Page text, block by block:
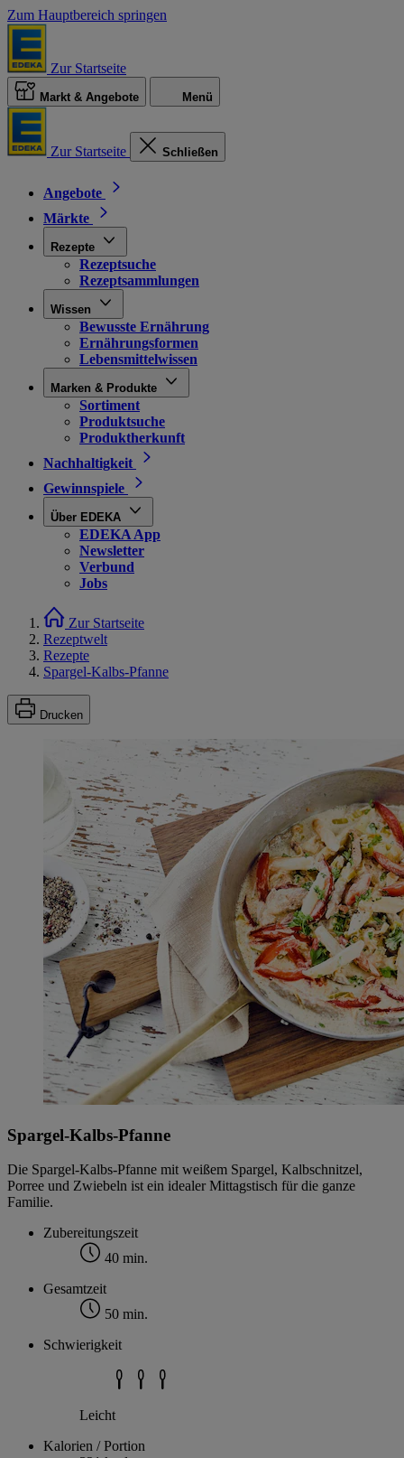
Zum Hauptbereich springen
Zur Startseite
Markt & Angebote Menü
Zur Startseite Schließen
Angebote
Märkte
Rezepte
Rezeptsuche
Rezeptsammlungen
Wissen
Bewusste Ernährung
Ernährungsformen
Lebensmittelwissen
Marken & Produkte
Sortiment
Produktsuche
Produktherkunft
Nachhaltigkeit
Gewinnspiele
Über EDEKA
EDEKA App
Newsletter
Verbund
Jobs
Zur Startseite
Rezeptwelt
Rezepte
Spargel-Kalbs-Pfanne
Drucken
Spargel-Kalbs-Pfanne
Die Spargel-Kalbs-Pfanne mit weißem Spargel, Kalbschnitzel,
Porree und Zwiebeln ist ein idealer Mittagstisch für die ganze
Familie.
Zubereitungszeit
40 min.
Gesamtzeit
50 min.
Schwierigkeit
Leicht
Kalorien / Portion